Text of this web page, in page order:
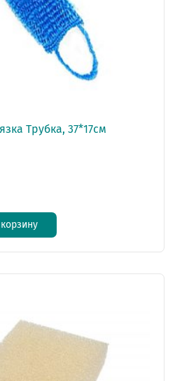
Трубка, 37*17см